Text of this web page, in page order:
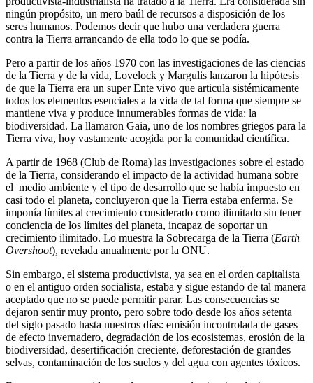
ningún propósito, un mero baúl de recursos a disposición de los
seres humanos. Podemos decir que hubo una verdadera guerra
contra la Tierra arrancando de ella todo lo que se podía.
Pero a partir de los años 1970 con las investigaciones de las ciencias
de la Tierra y de la vida, Lovelock y Margulis lanzaron la hipótesis
de que la Tierra era un super Ente vivo que articula sistémicamente
todos los elementos esenciales a la vida de tal forma que siempre se
mantiene viva y produce innumerables formas de vida: la
biodiversidad. La llamaron Gaia, uno de los nombres griegos para la
Tierra viva, hoy vastamente acogida por la comunidad científica.
A partir de 1968 (Club de Roma) las investigaciones sobre el estado
de la Tierra, considerando el impacto de la actividad humana sobre
el medio ambiente y el tipo de desarrollo que se había impuesto en
casi todo el planeta, concluyeron que la Tierra estaba enferma. Se
imponía límites al crecimiento considerado como ilimitado sin tener
conciencia de los límites del planeta, incapaz de soportar un
crecimiento ilimitado. Lo muestra la Sobrecarga de la Tierra (Earth
Overshoot), revelada anualmente por la ONU.
Sin embargo, el sistema productivista, ya sea en el orden capitalista
o en el antiguo orden socialista, estaba y sigue estando de tal manera
aceptado que no se puede permitir parar. Las consecuencias se
dejaron sentir muy pronto, pero sobre todo desde los años setenta
del siglo pasado hasta nuestros días: emisión incontrolada de gases
de efecto invernadero, degradación de los ecosistemas, erosión de la
biodiversidad, desertificación creciente, deforestación de grandes
selvas, contaminación de los suelos y del agua con agentes tóxicos.